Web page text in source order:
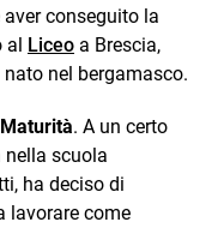
aver conseguito la
al Liceo a Brescia,
nel bergamasco.
. A un certo
nella scuola
ha deciso di
lavorare come